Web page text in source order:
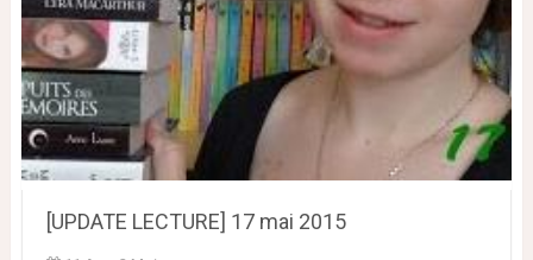
[UPDATE LECTURE] 17 mai 2015